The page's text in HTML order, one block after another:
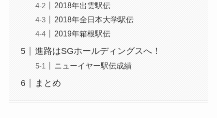
2018年出雲駅伝
2018年全日本大学駅伝
2019年箱根駅伝
進路はSGホールディングスへ！
ニューイヤー駅伝成績
まとめ